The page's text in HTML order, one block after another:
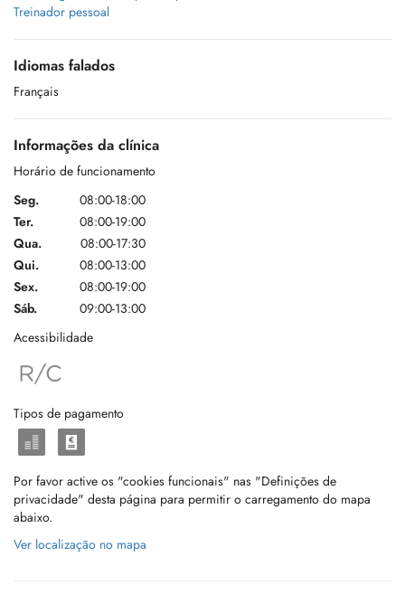
Treinador pessoal
Idiomas falados
Français
Informações da clínica
Horário de funcionamento
Seg.
08:00-18:00
Ter.
08:00-19:00
Qua.
08:00-17:30
Qui.
08:00-13:00
Sex.
08:00-19:00
Sáb.
09:00-13:00
Acessibilidade
Tipos de pagamento
Por favor active os "cookies funcionais" nas "Definições de
privacidade" desta página para permitir o carregamento do mapa
abaixo.
Ver localização no mapa